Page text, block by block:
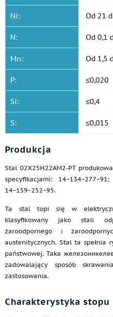
Ni: Od 21
N: Od 0,1
Mn: Od 1,5
P: ≤0,020
Si: ≤0,4
S: ≤0,015
Produkcja
Stal 02Х25Н22АМ2-PT
specyfikacjami:
14−159−252−95.
Ta stal topi się w
klasyfikowany jako stali
żaroodpornego i
austenitycznych. Stal ta spełnia
państwowej. Taka
zadowalający sposób
zastosowania.
Charakterystyka